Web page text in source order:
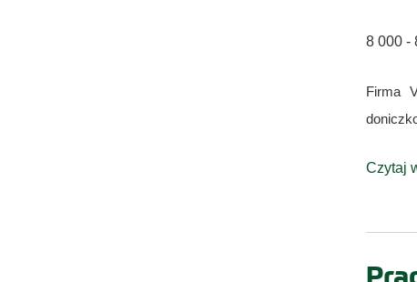
8 000 -
Firma
Czytaj